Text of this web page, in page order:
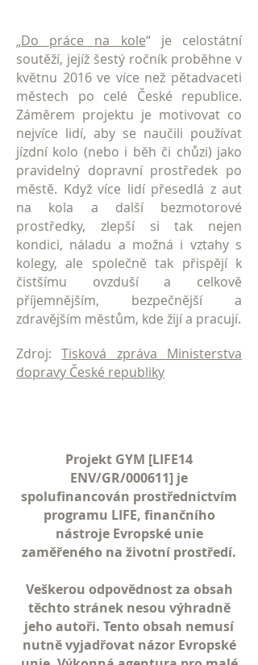
„Do práce na kole“ je celostátní
soutěží, jejíž šestý ročník proběhne v
květnu 2016 ve více než pětadvaceti
městech po celé České republice.
Záměrem projektu je motivovat co
nejvíce lidí, aby se naučili používat
jízdní kolo (nebo i běh či chůzi) jako
pravidelný dopravní prostředek po
městě. Když více lidí přesedlá z aut
na kola a další bezmotorové
prostředky, zlepší si tak nejen
kondici, náladu a možná i vztahy s
kolegy, ale společně tak přispějí k
čistšímu ovzduší a celkově
příjemnějším, bezpečnější a
zdravějším městům, kde žijí a pracují.
Zdroj:Tisková zpráva Ministerstva
dopravy České republiky
Projekt GYM [LIFE14
ENV/GR/000611] je
spolufinancován prostřednictvím
programu LIFE, finančního
nástroje Evropské unie
zaměřeného na životní prostředí.
Veškerou odpovědnost za obsah
těchto stránek nesou výhradně
jeho autoři. Tento obsah nemusí
nutně vyjadřovat názor Evropské